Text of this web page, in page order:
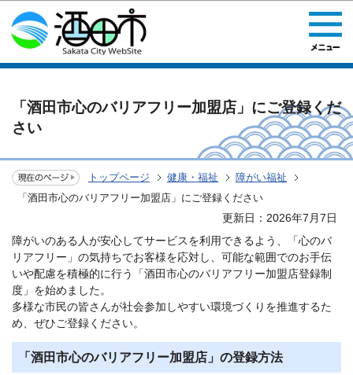
このページの本文へ移動
「酒田市心のバリアフリー加盟店」にご登録くだ
さい
トップページ 健康・福祉
障がい福祉
「酒田市心のバリアフリー加盟店」にご登録ください
更新日：2026年7月7日
障がいのある人が安心してサービスを利用できるよう、「心のバ
リアフリー」の気持ちでお客様を応対し、可能な範囲でのお手伝
いや配慮を積極的に行う「酒田市心のバリアフリー加盟店登録制
度」を始めました。
多様な市民の皆さんが社会参加しやすい環境づくりを推進するた
め、ぜひご登録ください。
「酒田市心のバリアフリー加盟店」の登録方法